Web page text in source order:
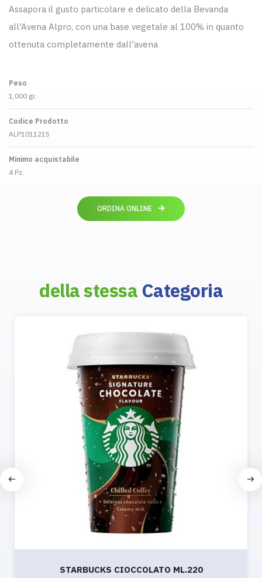
Assapora il gusto particolare e delicato della Bevanda
all'Avena Alpro, con una base vegetale al 100% in quanto
ottenuta completamente dall'avena
Peso
1,000 gr.
Codice Prodotto
ALP1011215
Minimo acquistabile
4 Pz.
ORDINA ONLINE
della stessa Categoria
STARBUCKS CIOCCOLATO ML.220